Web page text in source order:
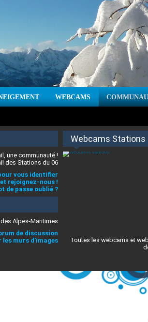
WEBCAMS
une communauté !
des Stations du 06
vous identifier
rejoignez-nous !
de passe oublié ?
Alpes-Maritimes
de discussion
les murs d'images
Webcams Stations
Toutes les webcams et